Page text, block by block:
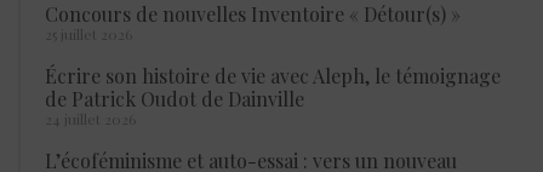
Concours de nouvelles Inventoire « Détour(s) »
25 juillet 2026
Écrire son histoire de vie avec Aleph, le témoignage
de Patrick Oudot de Dainville
24 juillet 2026
L’écoféminisme et auto-essai : vers un nouveau